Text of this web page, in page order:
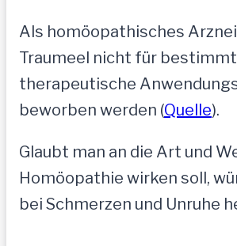
Als homöopathisches
Traumeel nicht für
therapeutische
beworben werden (Quelle).
Glaubt man an die Art und
Homöopathie wirken soll,
bei Schmerzen und Unruhe